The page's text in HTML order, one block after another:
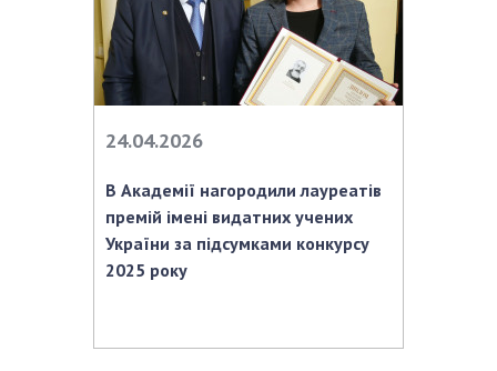
НОВИНИ
ЗАСІДАННЯ ПРЕЗИДІЇ НАН УКРАЇНИ
АКАДЕМІЯ КОМЕНТУЄ
КОНТАКТИ
24.04.2026
В Академії нагородили лауреатів
премій імені видатних учених
України за підсумками конкурсу
2025 року